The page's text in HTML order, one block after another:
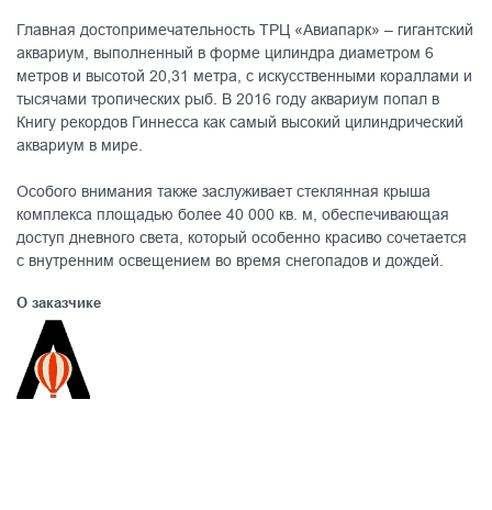
Главная достопримечательность ТРЦ «Авиапарк» – гигантский
аквариум, выполненный в форме цилиндра диаметром 6
метров и высотой 20,31 метра, с искусственными кораллами и
тысячами тропических рыб. В 2016 году аквариум попал в
Книгу рекордов Гиннесса как самый высокий цилиндрический
аквариум в мире.
Особого внимания также заслуживает стеклянная крыша
комплекса площадью более 40 000 кв. м, обеспечивающая
доступ дневного света, который особенно красиво сочетается
с внутренним освещением во время снегопадов и дождей.
О заказчике